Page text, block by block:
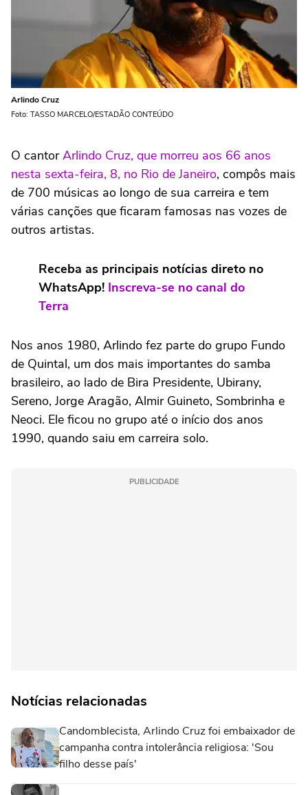
Arlindo Cruz
Foto: TASSO MARCELO/ESTADÃO CONTEÚDO
O cantorArlindo Cruz, que morreu aos 66 anos
nesta sexta-feira, 8, no Rio de Janeiro, compôs mais
de 700 músicas ao longo de sua carreira e tem
várias canções que ficaram famosas nas vozes de
outros artistas.
Receba as principais notícias direto no
WhatsApp! Inscreva-se no canal do
Terra
Nos anos 1980, Arlindo fez parte do grupo Fundo
de Quintal, um dos mais importantes do samba
brasileiro, ao lado de Bira Presidente, Ubirany,
Sereno, Jorge Aragão, Almir Guineto, Sombrinha e
Neoci. Ele ficou no grupo até o início dos anos
1990, quando saiu em carreira solo.
PUBLICIDADE
Notícias relacionadas
Candomblecista, Arlindo Cruz foi embaixador de
campanha contra intolerância religiosa: 'Sou
filho desse país'